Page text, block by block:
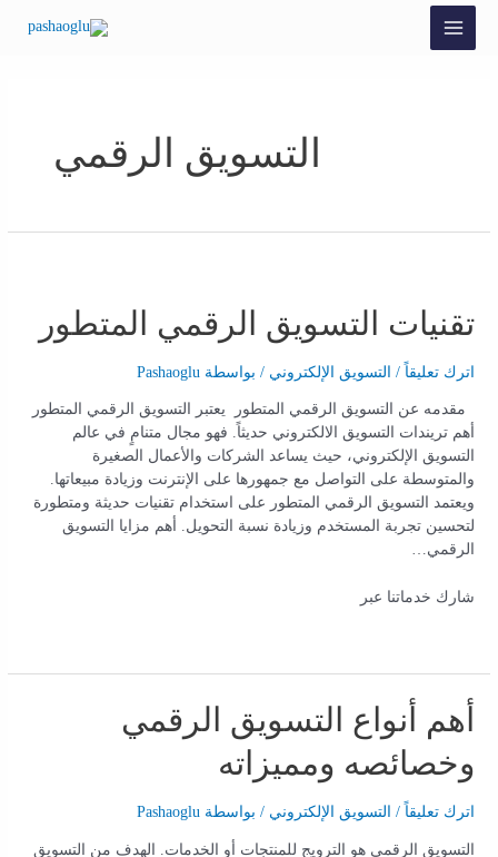
التسويق الرقمي
تقنيات التسويق الرقمي المتطور
اترك تعليقاً / التسويق الإلكتروني / بواسطة Pashaoglu
مقدمه عن التسويق الرقمي المتطور يعتبر التسويق الرقمي المتطور
أهم تريندات التسويق الالكتروني حديثاً. فهو مجال متنامٍ في عالم
التسويق الإلكتروني، حيث يساعد الشركات والأعمال الصغيرة
والمتوسطة على التواصل مع جمهورها على الإنترنت وزيادة مبيعاتها.
ويعتمد التسويق الرقمي المتطور على استخدام تقنيات حديثة ومتطورة
لتحسين تجربة المستخدم وزيادة نسبة التحويل. أهم مزايا التسويق
الرقمي…
شارك خدماتنا عبر
أهم أنواع التسويق الرقمي
وخصائصه ومميزاته
اترك تعليقاً / التسويق الإلكتروني / بواسطة Pashaoglu
التسويق الرقمي هو الترويج للمنتجات أو الخدمات. الهدف من التسويق